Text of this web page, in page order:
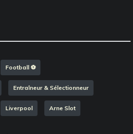
Football ⚽️
Entraîneur & Sélectionneur
Liverpool Arne Slot